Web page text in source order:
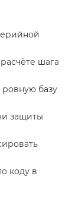
шага
ровную базу
защиты
коду в